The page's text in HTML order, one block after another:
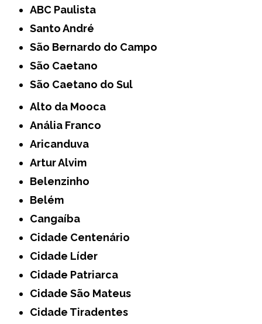
ABC Paulista
Santo André
São Bernardo do Campo
São Caetano
São Caetano do Sul
Alto da Mooca
Anália Franco
Aricanduva
Artur Alvim
Belenzinho
Belém
Cangaíba
Cidade Centenário
Cidade Líder
Cidade Patriarca
Cidade São Mateus
Cidade Tiradentes